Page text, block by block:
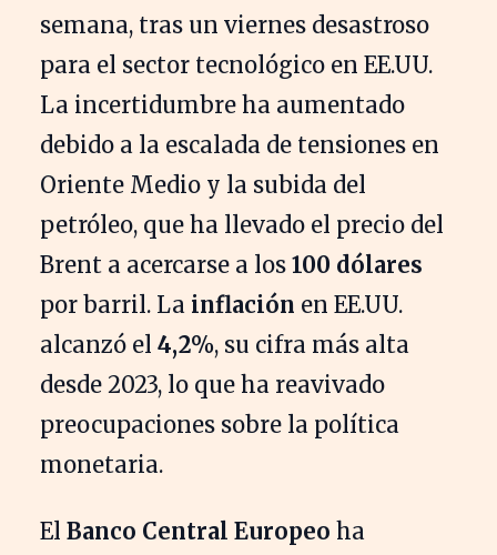
semana, tras un viernes desastroso
para el sector tecnológico en EE.UU.
La incertidumbre ha aumentado
debido a la escalada de tensiones en
Oriente Medio y la subida del
petróleo, que ha llevado el precio del
Brent a acercarse a los 100 dólares
por barril. La inflación en EE.UU.
alcanzó el 4,2%, su cifra más alta
desde 2023, lo que ha reavivado
preocupaciones sobre la política
monetaria.
El Banco Central Europeo ha